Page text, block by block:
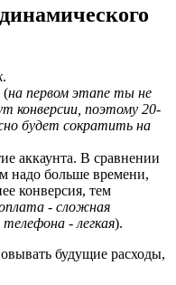
.
(на первом этапе ты не
конверсии, поэтому 20-
будет сократить на
аккаунта. В сравнении
надо больше времени,
конверсия, тем
- сложная
- легкая).
будущие расходы,